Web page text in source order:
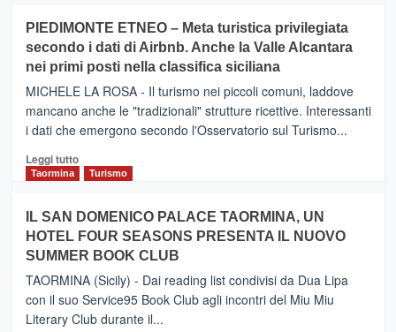
CATANIA
–
Inaugurato
il
nuovo
collegamento
tra
e
Zanzibar
da
Neos
PIEDIMONTE ETNEO – Meta turistica privilegiata
secondo i dati di Airbnb. Anche la Valle Alcantara
nei primi posti nella classifica siciliana
MICHELE LA ROSA - Il turismo nei piccoli comuni, laddove
mancano anche le "tradizionali" strutture ricettive. Interessanti
i dati che emergono secondo l'Osservatorio sul Turismo...
Leggi tuttoLeggi
PIEDIMONTE
ETNEO
–
Meta
turistica
privilegiata
secondo
Taormina Turismo
IL SAN DOMENICO PALACE TAORMINA, UN
HOTEL FOUR SEASONS PRESENTA IL NUOVO
SUMMER BOOK CLUB
TAORMINA (Sicily) - Dai reading list condivisi da Dua Lipa
con il suo Service95 Book Club agli incontri del Miu Miu
Literary Club durante il...